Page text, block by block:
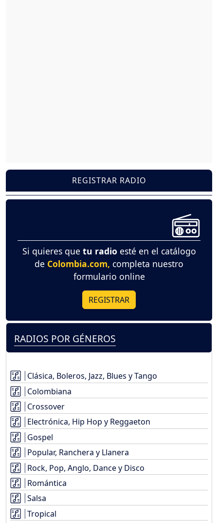
REGISTRAR RADIO
Si quieres que tu radio esté en el catálogo
de Colombia.com, completa nuestro
formulario online
REGISTRAR
RADIOS POR GÉNEROS
Clásica, Boleros, Jazz, Blues y Tango
Colombiana
Crossover
Electrónica, Hip Hop y Reggaeton
Gospel
Popular, Ranchera y Llanera
Rock, Pop, Anglo, Dance y Disco
Romántica
Salsa
Tropical